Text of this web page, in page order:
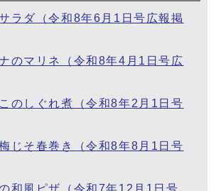
ラダ（令和8年6月1日号広報掲
のマリネ（令和8年4月1日号広
のしぐれ煮（令和8年2月1日号
じそ春巻き（令和8年8月1日号
和風ピザ（令和7年12月1日号